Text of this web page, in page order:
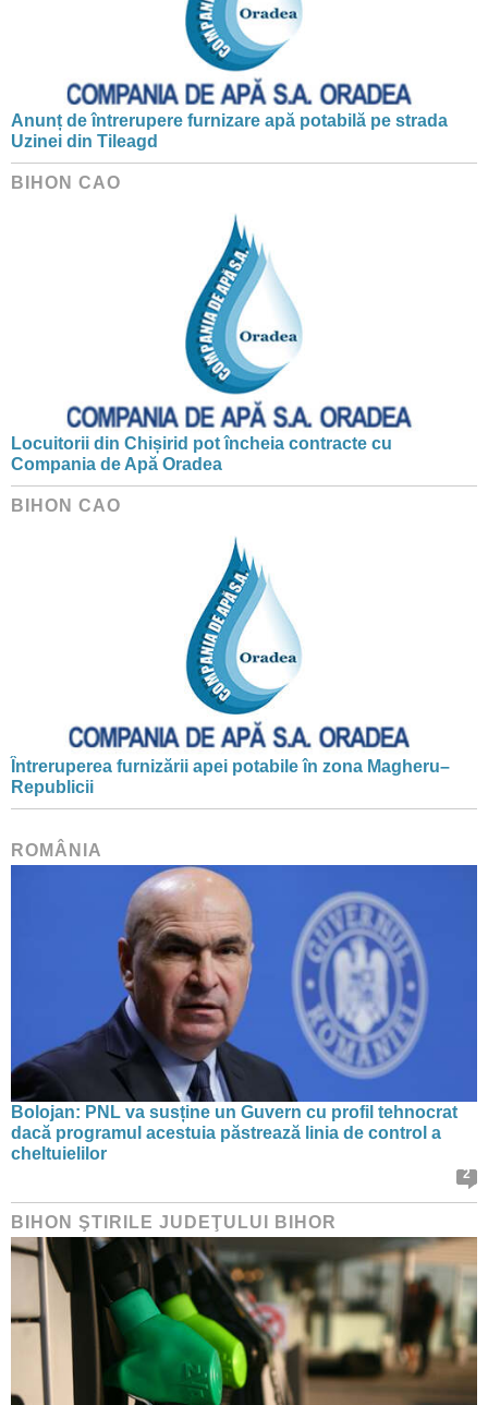
Anunț de întrerupere furnizare apă potabilă pe strada
Uzinei din Tileagd
BIHON CAO
Locuitorii din Chișirid pot încheia contracte cu
Compania de Apă Oradea
BIHON CAO
Întreruperea furnizării apei potabile în zona Magheru–
Republicii
ROMÂNIA
Bolojan: PNL va susține un Guvern cu profil tehnocrat
dacă programul acestuia păstrează linia de control a
cheltuielilor
2
BIHON ŞTIRILE JUDEŢULUI BIHOR